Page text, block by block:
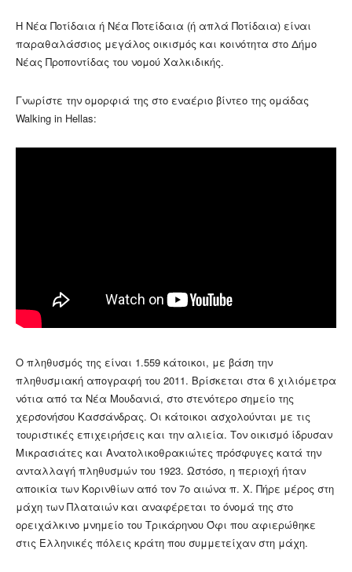
Η Νέα Ποτίδαια ή Νέα Ποτείδαια (ή απλά Ποτίδαια) είναι
παραθαλάσσιος μεγάλος οικισμός και κοινότητα στο Δήμο
Νέας Προποντίδας του νομού Χαλκιδικής.
Γνωρίστε την ομορφιά της στο εναέριο βίντεο της ομάδας
Walking in Hellas:
Ο πληθυσμός της είναι 1.559 κάτοικοι, με βάση την
πληθυσμιακή απογραφή του 2011. Βρίσκεται στα 6 χιλιόμετρα
νότια από τα Νέα Μουδανιά, στο στενότερο σημείο της
χερσονήσου Κασσάνδρας. Οι κάτοικοι ασχολούνται με τις
τουριστικές επιχειρήσεις και την αλιεία. Τον οικισμό ίδρυσαν
Μικρασιάτες και Ανατολικοθρακιώτες πρόσφυγες κατά την
ανταλλαγή πληθυσμών του 1923. Ωστόσο, η περιοχή ήταν
αποικία των Κορινθίων από τον 7ο αιώνα π. Χ. Πήρε μέρος στη
μάχη των Πλαταιών και αναφέρεται το όνομά της στο
ορειχάλκινο μνημείο του Τρικάρηνου Όφι που αφιερώθηκε
στις Ελληνικές πόλεις κράτη που συμμετείχαν στη μάχη.